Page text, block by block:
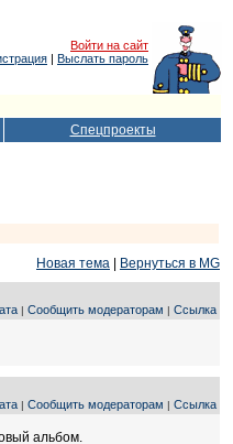
Войти на сайт
| Выслать пароль
Спецпроекты
Новая тема
Вернуться в MG
| Сообщить модераторам | Ссылка
| Сообщить модераторам | Ссылка
альбом.